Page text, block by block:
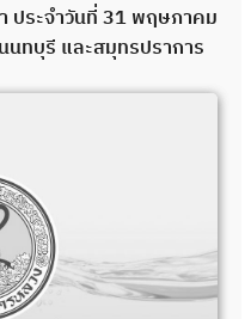
ประจำวันที่ 31 พฤษภาคม
ทบุรี และสมุทรปราการ